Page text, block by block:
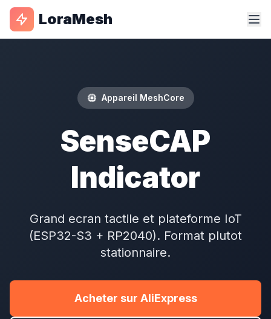
LoraMesh
Appareil MeshCore
SenseCAP
Indicator
Grand ecran tactile et plateforme IoT
(ESP32-S3 + RP2040). Format plutot
stationnaire.
Acheter sur AliExpress